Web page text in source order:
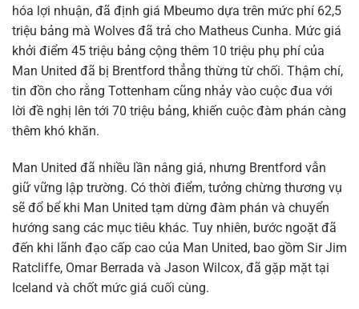
hóa lợi nhuận, đã định giá Mbeumo dựa trên mức phí 62,5
triệu bảng mà Wolves đã trả cho Matheus Cunha. Mức giá
khởi điểm 45 triệu bảng cộng thêm 10 triệu phụ phí của
Man United đã bị Brentford thẳng thừng từ chối. Thậm chí,
tin đồn cho rằng Tottenham cũng nhảy vào cuộc đua với
lời đề nghị lên tới 70 triệu bảng, khiến cuộc đàm phán càng
thêm khó khăn.
Man United đã nhiều lần nâng giá, nhưng Brentford vẫn
giữ vững lập trường. Có thời điểm, tưởng chừng thương vụ
sẽ đổ bể khi Man United tạm dừng đàm phán và chuyển
hướng sang các mục tiêu khác. Tuy nhiên, bước ngoặt đã
đến khi lãnh đạo cấp cao của Man United, bao gồm Sir Jim
Ratcliffe, Omar Berrada và Jason Wilcox, đã gặp mặt tại
Iceland và chốt mức giá cuối cùng.